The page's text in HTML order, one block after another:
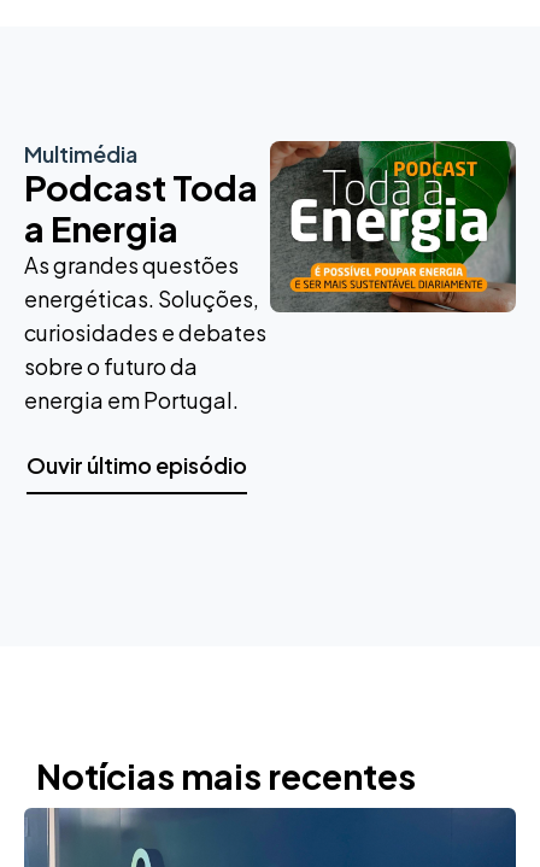
Multimédia
Podcast Toda
a Energia
As grandes questões
energéticas. Soluções,
curiosidades e debates
sobre o futuro da
energia em Portugal.
Ouvir último episódio
Notícias mais recentes